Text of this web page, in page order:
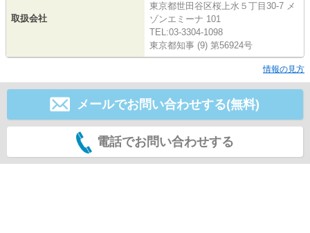
取扱会社
東京都世田谷区桜上水５丁目30-7 メ
ゾンエミーナ 101
TEL:03-3304-1098
東京都知事 (9) 第56924号
情報の見方
メールでお問い合わせする(無料)
電話でお問い合わせする